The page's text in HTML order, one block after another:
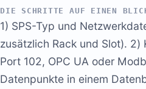
DIE SCHRITTE AUF EINEN
1) SPS-Typ und
zusätzlich Rack und Slot). 2)
Port 102, OPC UA oder
Datenpunkte in einem